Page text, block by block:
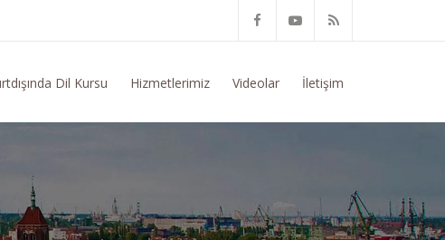
Konusunda Genel Bilgi Talep Ediyorum
Dil Kursu Hizmetlerimiz Videolar İletişim